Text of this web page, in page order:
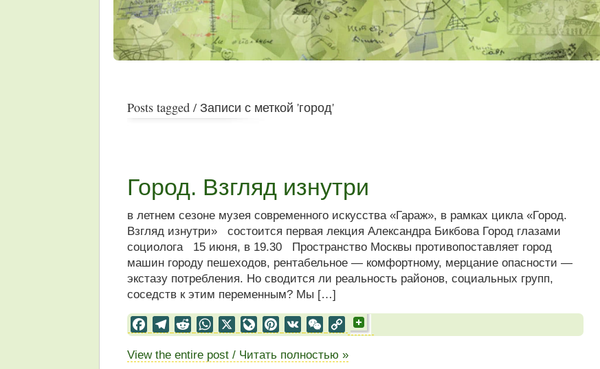
Posts tagged / Записи с меткой 'город'
Город. Взгляд изнутри
в летнем сезоне музея современного искусства «Гараж», в рамках цикла «Город.
Взгляд изнутри» состоится первая лекция Александра Бикбова Город глазами
социолога 15 июня, в 19.30 Пространство Москвы противопоставляет город
машин городу пешеходов, рентабельное — комфортному, мерцание опасности —
экстазу потребления. Но сводится ли реальность районов, социальных групп,
соседств к этим переменным? Мы […]
FacebookTelegramRedditWhatsApp LiveJournal
Pinterest
VK WeChat
Copy
View the entire post / Читать полностью »